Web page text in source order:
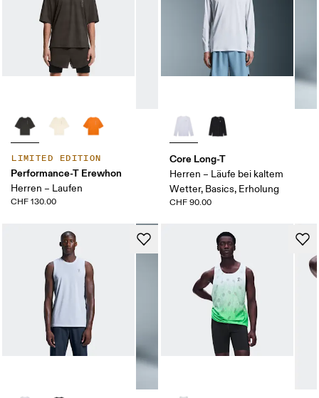
LIMITED EDITION
Performance-T Erewhon
Herren – Laufen
CHF 130.00
Core Long-T
Herren – Läufe bei kaltem
Wetter, Basics, Erholung
CHF 90.00